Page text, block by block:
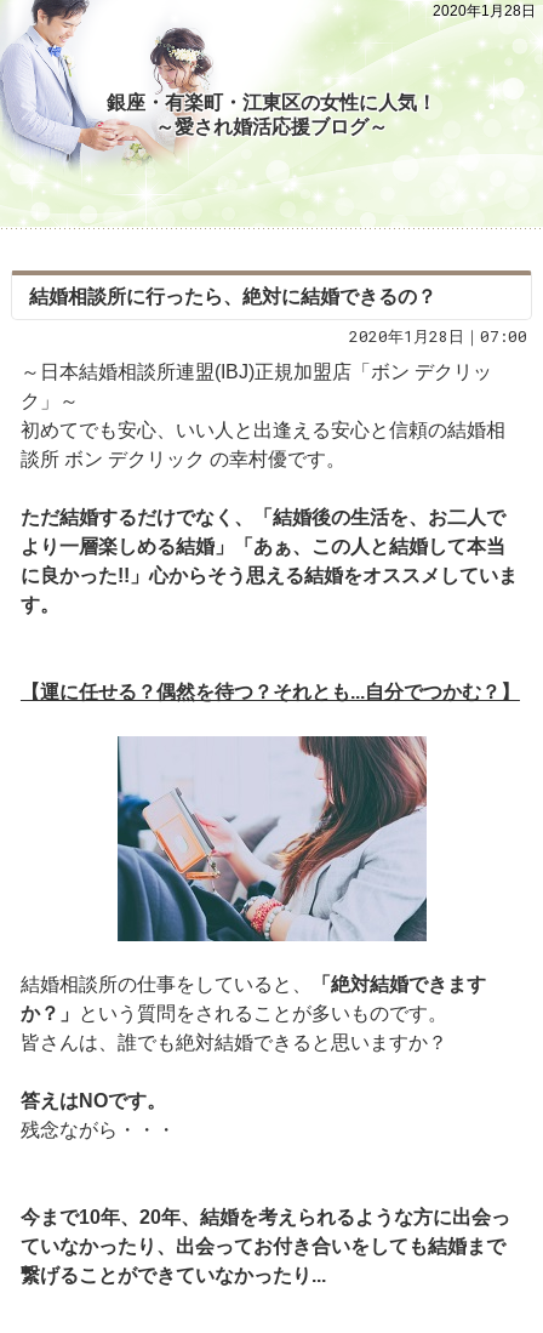
2020年1月28日
銀座・有楽町・江東区の女性に人気！
～愛され婚活応援ブログ～
結婚相談所に行ったら、絶対に結婚できるの？
2020年1月28日｜07:00
～日本結婚相談所連盟(IBJ)正規加盟店「ボン デクリッ
ク」～
初めてでも安心、いい人と出逢える安心と信頼の結婚相
談所 ボン デクリック の幸村優です。
ただ結婚するだけでなく、「結婚後の生活を、お二人で
より一層楽しめる結婚」「あぁ、この人と結婚して本当
に良かった!!」心からそう思える結婚をオススメしていま
す。
【運に任せる？偶然を待つ？それとも...自分でつかむ？】
結婚相談所の仕事をしていると、
「絶対結婚できます
か？」
という質問をされることが多いものです。
皆さんは、誰でも絶対結婚できると思いますか？
答えはNOです。
残念ながら・・・
今まで10年、20年、結婚を考えられるような方に出会っ
ていなかったり、出会ってお付き合いをしても結婚まで
繋げることができていなかったり...